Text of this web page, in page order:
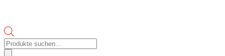
Products
search